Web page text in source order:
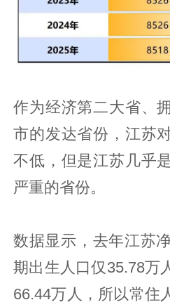
作为经济第二大省、
市的发达省份，江苏
不低，但是江苏几乎
严重的省份。
数据显示，去年江苏
期出生人口仅35.78万
66.44万人，所以常住